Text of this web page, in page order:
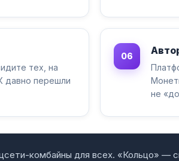
тех, на
давно перешли
06
не
комбайны для всех. «Кольцо» —